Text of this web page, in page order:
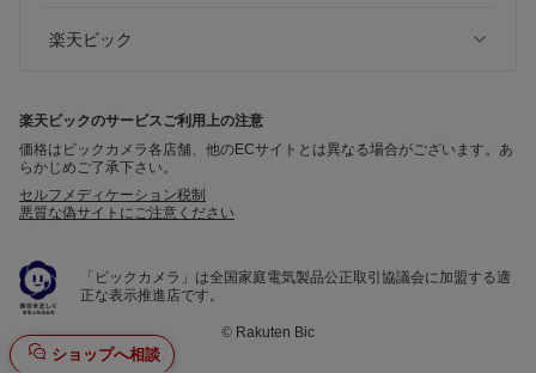
ショップへ相談
楽天ビック
楽天ビックのサービスご利用上の注意
価格はビックカメラ各店舗、他のECサイトとは異なる場合がございます。あ
らかじめご了承下さい。
セルフメディケーション税制
悪質な偽サイトにご注意ください
「ビックカメラ」は全国家庭電気製品公正取引協議会に加盟する適
正な表示推進店です。
© Rakuten Bic